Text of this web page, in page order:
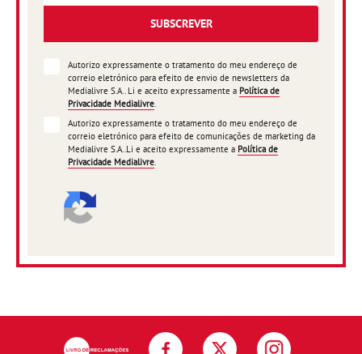
SUBSCREVER
Autorizo expressamente o tratamento do meu endereço de
correio eletrónico para efeito de envio de newsletters da
Medialivre S.A.. Li e aceito expressamente a Política de
Privacidade Medialivre.
Autorizo expressamente o tratamento do meu endereço de
correio eletrónico para efeito de comunicações de marketing da
Medialivre S.A..Li e aceito expressamente a Política de
Privacidade Medialivre.